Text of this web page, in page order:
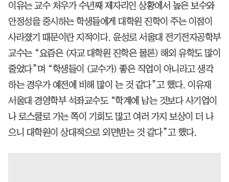
이유는 교수 처우가 수년째 제자리인 상황에서 높은 보수와
안정성을 중시하는 학생들에게 대학원 진학이 주는 이점이
사라졌기 때문이란 지적이다. 윤성로 서울대 전기전자공학부
교수는 “요즘은 (자교 대학원 진학은 물론) 해외 유학도 많이
줄었다”며 “학생들이 (교수가) 좋은 직업이 아니라고 생각
하는 경우가 예전에 비해 많이 는 것 같다”고 했다. 이유재
서울대 경영학부 석좌교수도 “학계에 남는 것보다 사기업이
나 로스쿨로 가는 쪽이 기회도 많고 여러 가지 보상이 더 나
으니 대학원이 상대적으로 외면받는 것 같다”고 했다.